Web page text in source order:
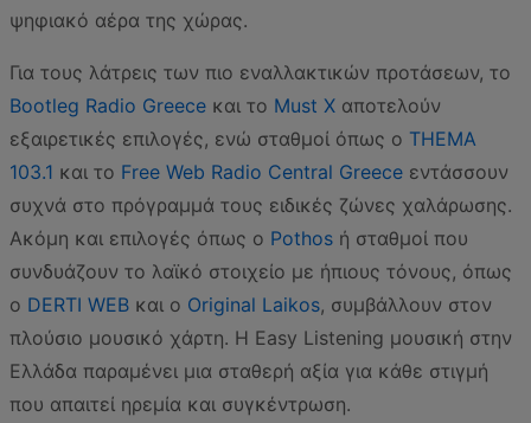
ψηφιακό αέρα της χώρας.
Για τους λάτρεις των πιο εναλλακτικών προτάσεων, το
Bootleg Radio Greece και το Must X αποτελούν
εξαιρετικές επιλογές, ενώ σταθμοί όπως ο THEMA
103.1 και το Free Web Radio Central Greece εντάσσουν
συχνά στο πρόγραμμά τους ειδικές ζώνες χαλάρωσης.
Ακόμη και επιλογές όπως ο Pothos ή σταθμοί που
συνδυάζουν το λαϊκό στοιχείο με ήπιους τόνους, όπως
ο DERTI WEB και ο Original Laikos, συμβάλλουν στον
πλούσιο μουσικό χάρτη. Η Easy Listening μουσική στην
Ελλάδα παραμένει μια σταθερή αξία για κάθε στιγμή
που απαιτεί ηρεμία και συγκέντρωση.